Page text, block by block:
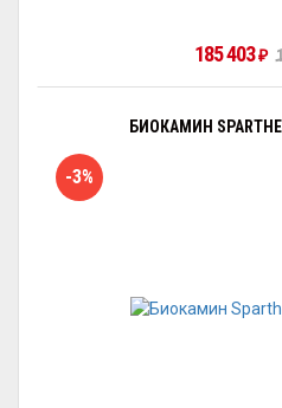
185 403 ₽
БИОКАМИН
-3%